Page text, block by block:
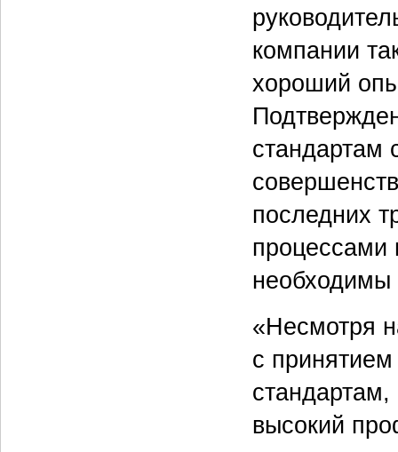
компании
хороший
стандартам
последних
процессами
необходимы
«Несмотря
с
высокий